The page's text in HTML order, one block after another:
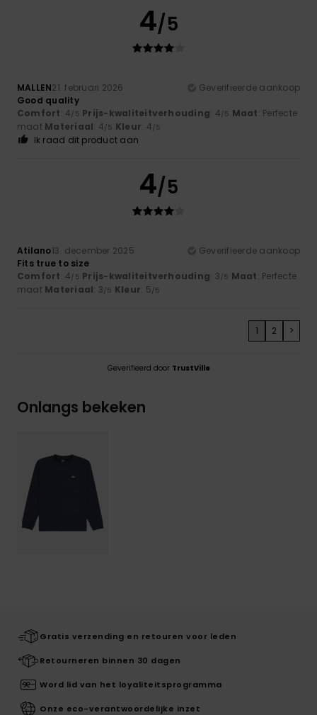
4/5
MALLEN21. februari 2026
Geverifieerde aankoop
Good quality
Comfort: 4/5 Prijs-kwaliteitverhouding: 4/5 Maat: Perfecte
maat Materiaal: 4/5 Kleur: 4/5
Ik raad dit product aan
4/5
Atilano13. december 2025
Geverifieerde aankoop
Fits true to size
Comfort: 4/5 Prijs-kwaliteitverhouding: 3/5 Maat: Perfecte
maat Materiaal: 3/5 Kleur: 5/5
1 2 >
Geverifieerd door TrustVille
Onlangs bekeken
Gratis verzending en retouren voor leden
Retourneren binnen 30 dagen
Word lid van het loyaliteitsprogramma
Onze eco-verantwoordelijke inzet